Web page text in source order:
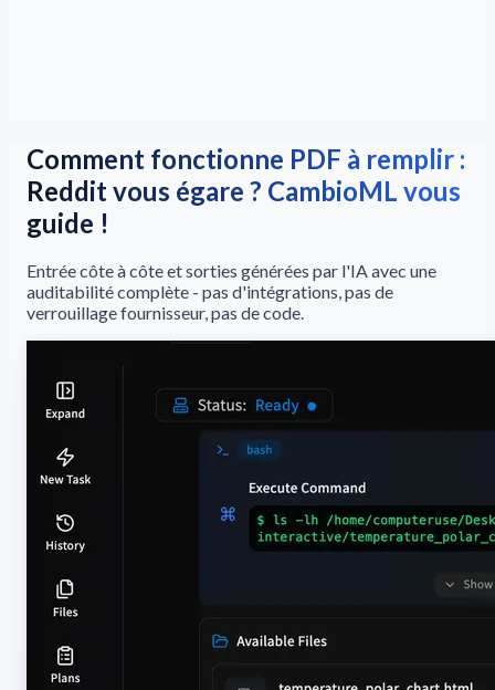
Comment fonctionne PDF à remplir :
Reddit vous égare ? CambioML vous
guide !
Entrée côte à côte et sorties générées par l'IA avec une
auditabilité complète - pas d'intégrations, pas de
verrouillage fournisseur, pas de code.